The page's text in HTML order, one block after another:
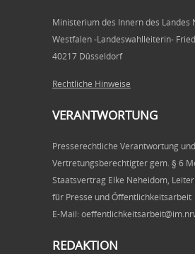
Ministerium des Innern des Landes
Westfalen -Landeswahlleiterin-
40217 Düsseldorf
Rechtliche Hinweise
VERANTWORTUNG
Presserechtliche Verantwortung und
Vertretungsberechtigter gem. § 6
Staatsvertrag Elke Neheidom,
für Presse und Öffentlichkeitsarbeit
E-Mail:
REDAKTION